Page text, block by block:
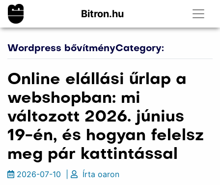
Bitron.hu
Wordpress bővítményCategory:
Online elállási űrlap a
webshopban: mi
változott 2026. június
19-én, és hogyan felelsz
meg pár kattintással
2026-07-10 Írta oaron